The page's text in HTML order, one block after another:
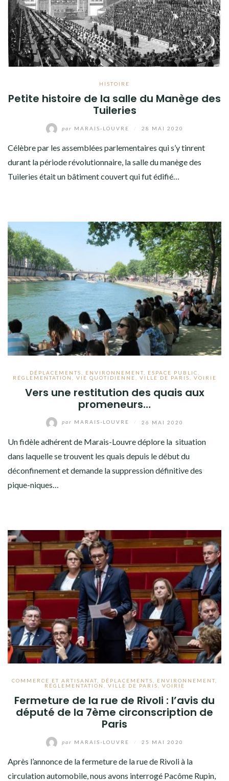
HISTOIRE
Petite histoire de la salle du Manège des
Tuileries
par MARAIS-LOUVRE 28 MAI 2020
Célèbre par les assemblées parlementaires qui s’y tinrent
durant la période révolutionnaire, la salle du manège des
Tuileries était un bâtiment couvert qui fut édifié…
DÉPLACEMENTS ENVIRONNEMENT, ESPACE PUBLIC
RÉGLEMENTATION
VIE QUOTIDIENNE VILLE DE PARIS VOIRIE
Vers une restitution des quais aux
promeneurs…
par MARAIS-LOUVRE 26 MAI 2020
Un fidèle adhérent de Marais-Louvre déplore la situation
dans laquelle se trouvent les quais depuis le début du
déconfinement et demande la suppression définitive des
pique-niques…
COMMERCE ET ARTISANAT, DÉPLACEMENTS, ENVIRONNEMENT,
RÉGLEMENTATION , VILLE DE PARIS, VOIRIE
Fermeture de la rue de Rivoli : l’avis du
député de la 7ème circonscription de
Paris
par MARAIS-LOUVRE 25 MAI 2020
Après l’annonce de la fermeture de la rue de Rivoli à la
circulation automobile, nous avons interrogé Pacôme Rupin,